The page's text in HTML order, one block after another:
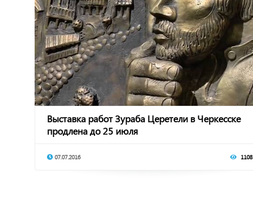
Выставка работ Зураба Церетели в Черкесске
продлена до 25 июля
07.07.2016 1108